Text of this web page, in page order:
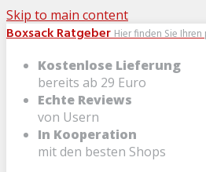
Skip to main content
Boxsack RatgeberHier finden Sie
Kostenlose Lieferung
bereits ab 29 Euro
Echte Reviews
von Usern
In Kooperation
mit den besten Shops